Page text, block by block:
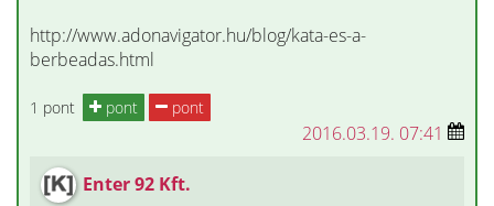
http://www.adonavigator.hu/blog/kata-es-a-
berbeadas.html
1 pont pont pont
2016.03.19. 07:41
Enter 92 Kft.